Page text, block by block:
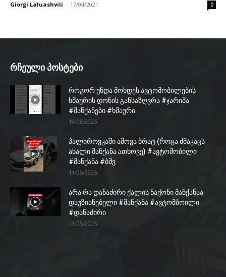
Giorgi Laluashvili - 17/04/2021 0
რჩეული პოსტები
როგორ უნდა მოხდეს ავტომობილების
ხმაურის დონის განსაზღვრა #ჯარიმა
#მანქანები #ხმაური
19/08/2025
პალიროვკაში ამოვა ბრატ (როცა ძმაკაცს
ახალი მანქანა ათხოვე) #ავტომობილი
#მანქანა #ბმვ
11/05/2025
არა რა დანაძირი ქალის ნაქონი მანქანაა
დაუზიანებელი #მანქანა #ავტომბოილი
#დანაძირი
09/05/2025